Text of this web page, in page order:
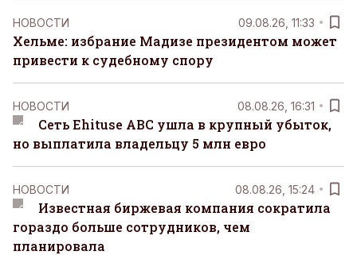
НОВОСТИ 09.08.26, 11:33
Хельме: избрание Мадизе президентом может
привести к судебному спору
НОВОСТИ 08.08.26, 16:31
Сеть Ehituse ABC ушла в крупный убыток,
но выплатила владельцу 5 млн евро
НОВОСТИ 08.08.26, 15:24
Известная биржевая компания сократила
гораздо больше сотрудников, чем
планировала